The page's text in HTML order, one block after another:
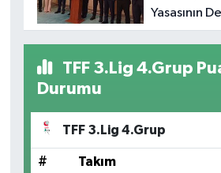
Yasasının
Oldu
TFF 3.Lig 4.Grup
Durumu
TFF 3.Lig 4.Grup
# Takım